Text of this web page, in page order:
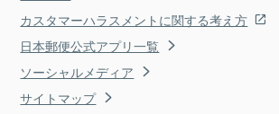
カスタマーハラスメントに関する考え方
日本郵便公式アプリ一覧
ソーシャルメディア
サイトマップ